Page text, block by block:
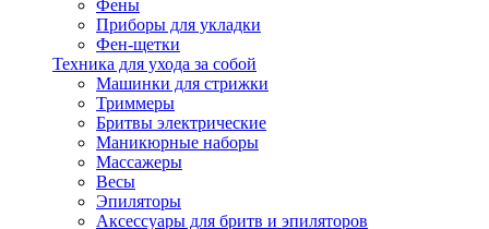
Фены
Приборы для укладки
Фен-щетки
Техника для ухода за собой
Машинки для стрижки
Триммеры
Бритвы электрические
Маникюрные наборы
Массажеры
Весы
Эпиляторы
Аксессуары для бритв и эпиляторов